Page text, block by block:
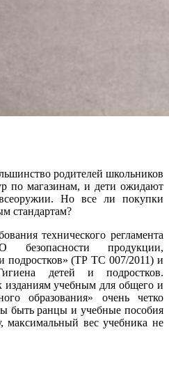
родителей школьников
по магазинам, и дети ожидают
Но все ли покупки
стандартам?
технического регламента
продукции,
подростков» (ТР ТС 007/2011) и
детей и подростков.
изданиям учебным для общего и
образования» очень четко
быть ранцы и учебные пособия
максимальный вес учебника не